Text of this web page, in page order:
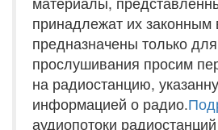
принадлежат их законным
предназначены только
прослушивания просим
на радиостанцию,
информацией о радио.
аудиопотоки